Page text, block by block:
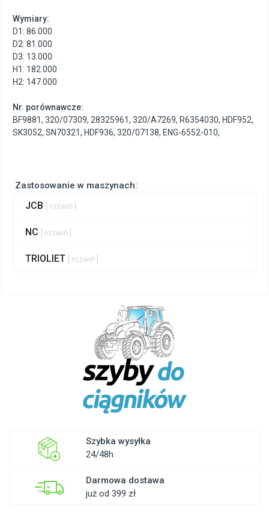
Zastosowanie w maszynach:
JCB [ rozwiń ]
NC [ rozwiń ]
TRIOLIET [ rozwiń ]
Wymiary:
D1: 86.000
D2: 81.000
D3: 13.000
H1: 182.000
H2: 147.000
Nr. porównawcze:
BF9881, 320/07309, 28325961, 320/A7269, R6354030, HDF952,
SK3052, SN70321, HDF936, 320/07138, ENG-6552-010,
Szybka wysyłka
24/48h
Darmowa dostawa
już od 399 zł